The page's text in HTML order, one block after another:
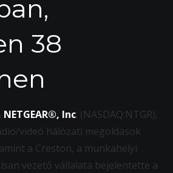
38
NETGEAR®, Inc. (NASDAQ:NTGR),
videó hálózati megoldások
a Creston, a munkahelyi
vezető vállalata bejelentette a